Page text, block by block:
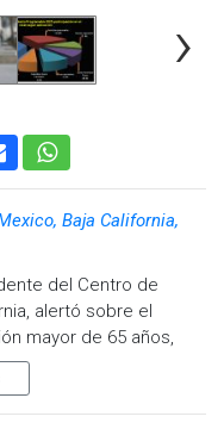
›
Baja California,
del Centro de
alertó sobre el
mayor de 65 años,
5.